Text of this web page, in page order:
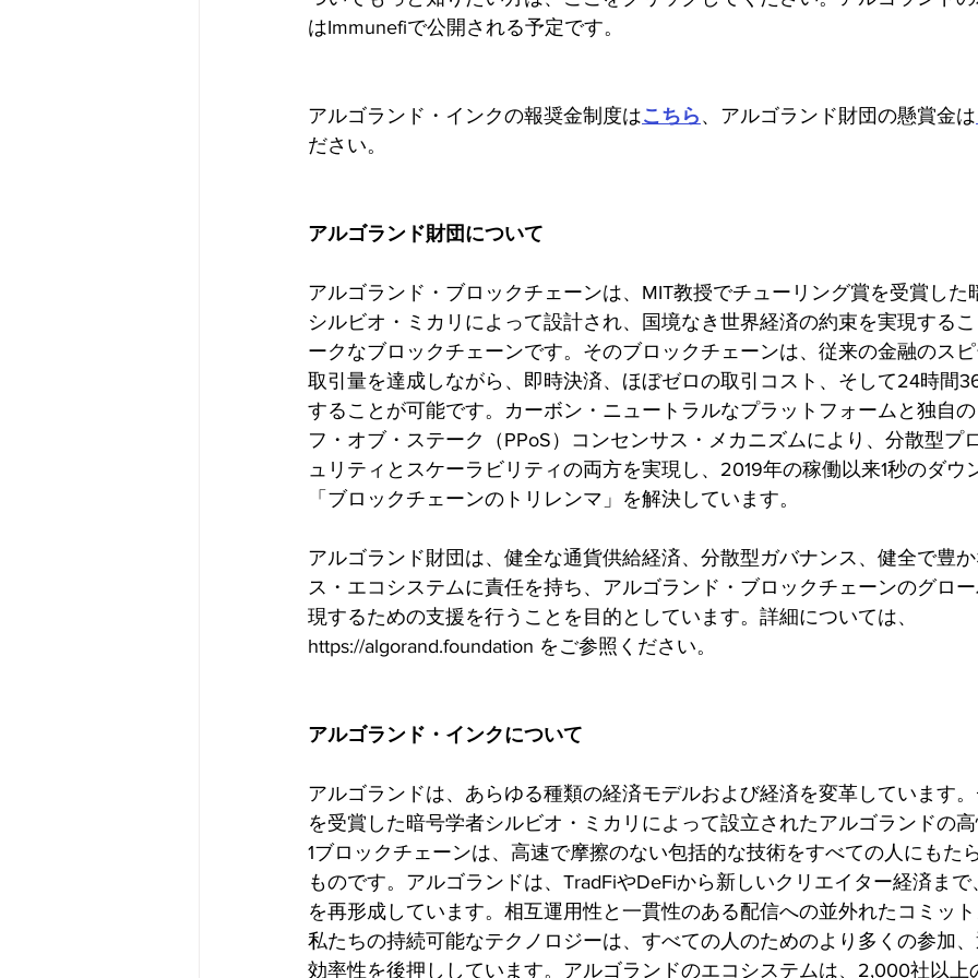
はImmunefiで公開される予定です。
アルゴランド・インクの報奨金制度はこちら 、アルゴランド財団の懸賞金は
ださい。
アルゴランド財団について
アルゴランド・ブロックチェーンは、MIT教授でチューリング賞を受賞した
シルビオ・ミカリによって設計され、国境なき世界経済の約束を実現する
ークなブロックチェーンです。そのブロックチェーンは、従来の金融のス
取引量を達成しながら、即時決済、ほぼゼロの取引コスト、そして24時間
することが可能です。カーボン・ニュートラルなプラットフォームと独自
フ・オブ・ステーク（PPoS）コンセンサス・メカニズムにより、分散型プ
ュリティとスケーラビリティの両方を実現し、2019年の稼働以来1秒のダウ
「ブロックチェーンのトリレンマ」を解決しています。
アルゴランド財団は、健全な通貨供給経済、分散型ガバナンス、健全で豊
ス・エコシステムに責任を持ち、アルゴランド・ブロックチェーンのグロ
現するための支援を行うことを目的としています。詳細については、
https://algorand.foundation をご参照ください。
アルゴランド・インクについて
アルゴランドは、あらゆる種類の経済モデルおよび経済を変革しています
を受賞した暗号学者シルビオ・ミカリによって設立されたアルゴランドの
1ブロックチェーンは、高速で摩擦のない包括的な技術をすべての人にもた
ものです。アルゴランドは、TradFiやDeFiから新しいクリエイター経済ま
を再形成しています。相互運用性と一貫性のある配信への並外れたコミッ
私たちの持続可能なテクノロジーは、すべての人のためのより多くの参加
効率性を後押ししています。アルゴランドのエコシステムは、2,000社以上